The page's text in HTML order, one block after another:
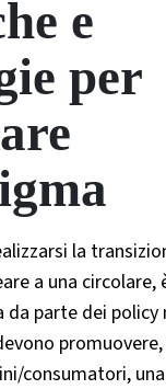
e
per
la
a una circolare,
da parte dei policy
consumatori,